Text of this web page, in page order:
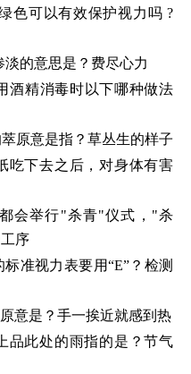
色可以有效保护视力吗 ?
淡的意思是？费尽心力
酒精消毒时以下哪种做法
原意是指？草丛生的样子
吃下去之后，对身体有害
会举行"杀青"仪式，"杀
序
准视力表要用“E”？检测
意是？手一挨近就感到热
品此处的雨指的是？节气